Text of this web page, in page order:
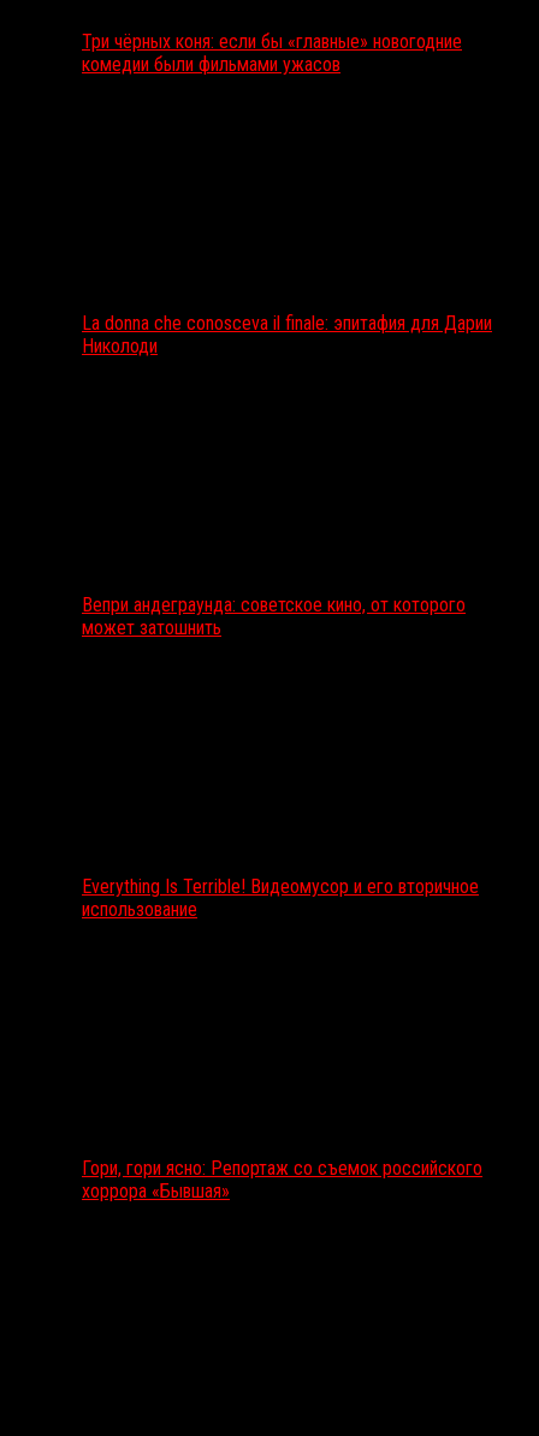
Три чёрных коня: если бы «главные» новогодние
комедии были фильмами ужасов
La donna che conosceva il finale: эпитафия для Дарии
Николоди
Вепри андеграунда: советское кино, от которого
может затошнить
Everything Is Terrible! Видеомусор и его вторичное
использование
Гори, гори ясно: Репортаж со съемок российского
хоррора «Бывшая»